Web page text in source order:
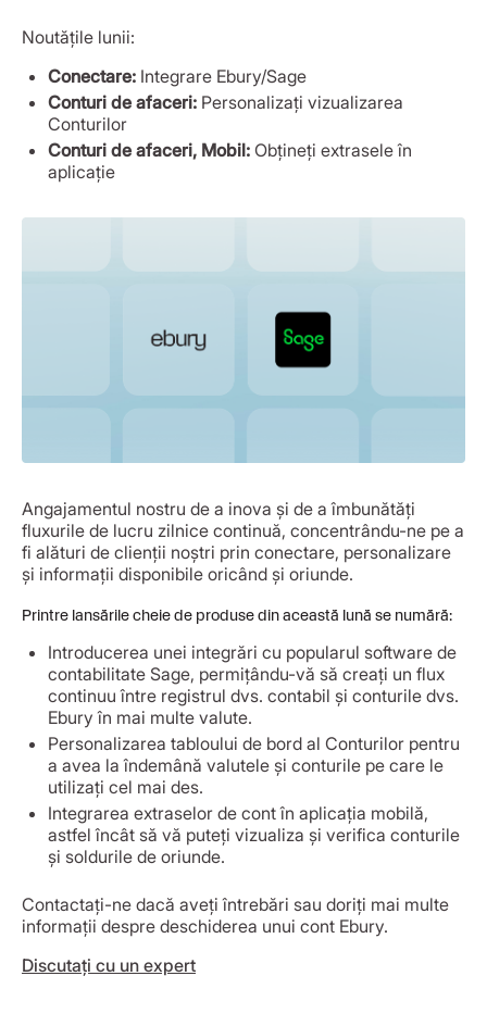
Noutățile lunii:
Conectare: Integrare Ebury/Sage
Conturi de afaceri: Personalizați vizualizarea
Conturilor
Conturi de afaceri, Mobil: Obțineți extrasele în
aplicație
Angajamentul nostru de a inova și de a îmbunătăți
fluxurile de lucru zilnice continuă, concentrându-ne pe a
fi alături de clienții noștri prin conectare, personalizare
și informații disponibile oricând și oriunde.
Printre lansările cheie de produse din această lună se numără:
Introducerea unei integrări cu popularul software de
contabilitate Sage, permițându-vă să creați un flux
continuu între registrul dvs. contabil și conturile dvs.
Ebury în mai multe valute.
Personalizarea tabloului de bord al Conturilor pentru
a avea la îndemână valutele și conturile pe care le
utilizați cel mai des.
Integrarea extraselor de cont în aplicația mobilă,
astfel încât să vă puteți vizualiza și verifica conturile
și soldurile de oriunde.
Contactați-ne dacă aveți întrebări sau doriți mai multe
informații despre deschiderea unui cont Ebury.
Discutați cu un expert